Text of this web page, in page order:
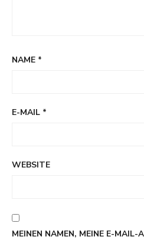
NAME *
E-MAIL *
WEBSITE
MEINEN NAMEN, MEINE E-MAIL-